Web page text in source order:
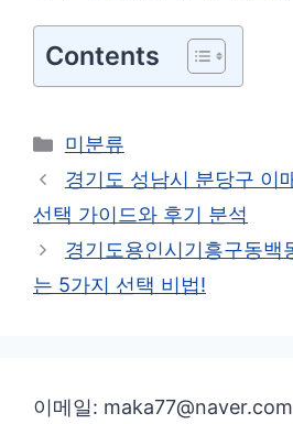
Contents
카
테
고
리
미분류
경기도 성남시 분당구 이
선택 가이드와 후기 분석
경기도용인시기흥구동백
는 5가지 선택 비법!
이메일: maka77@naver.com